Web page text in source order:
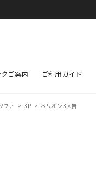
ご案内 ご利用ガイド
ファ >3P >ベリオン 3人掛